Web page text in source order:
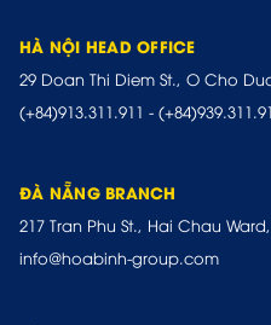
HÀ NỘI HEAD OFFICE
29 Doan Thi Diem St., O Cho
(+84)913.311.911 -
ĐÀ NẴNG BRANCH
217 Tran Phu St., Hai Chau
info@hoabinh-group.com